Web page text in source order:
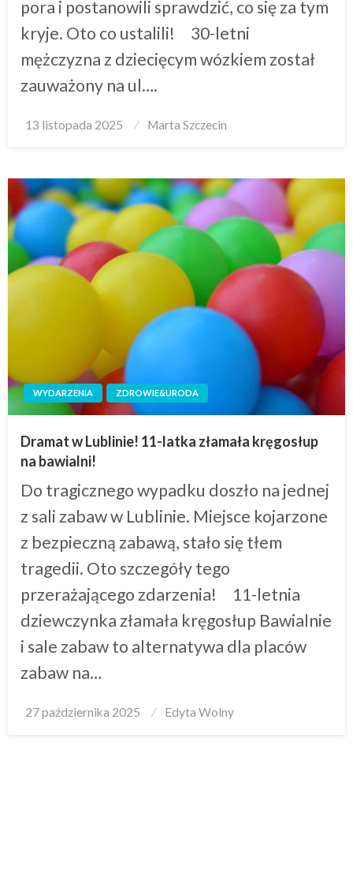
pora i postanowili sprawdzić, co się za tym
kryje. Oto co ustalili! 30-letni
mężczyzna z dziecięcym wózkiem został
zauważony na ul….
Posted
13 listopada 2025 Marta Szczecin
WYDARZENIA ZDROWIE&URODA
Dramat w Lublinie! 11-latka złamała kręgosłup
na bawialni!
Do tragicznego wypadku doszło na jednej
z sali zabaw w Lublinie. Miejsce kojarzone
z bezpieczną zabawą, stało się tłem
tragedii. Oto szczegóły tego
przerażającego zdarzenia! 11-letnia
dziewczynka złamała kręgosłup Bawialnie
i sale zabaw to alternatywa dla placów
zabaw na…
Posted
27 października 2025 Edyta Wolny